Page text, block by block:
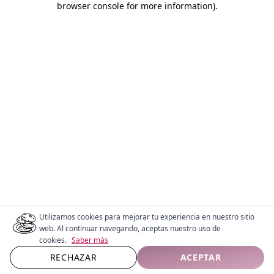
Utilizamos cookies para mejorar tu experiencia en nuestro sitio
web. Al continuar navegando, aceptas nuestro uso de
cookies. Saber más
RECHAZAR ACEPTAR
browser console for more information).